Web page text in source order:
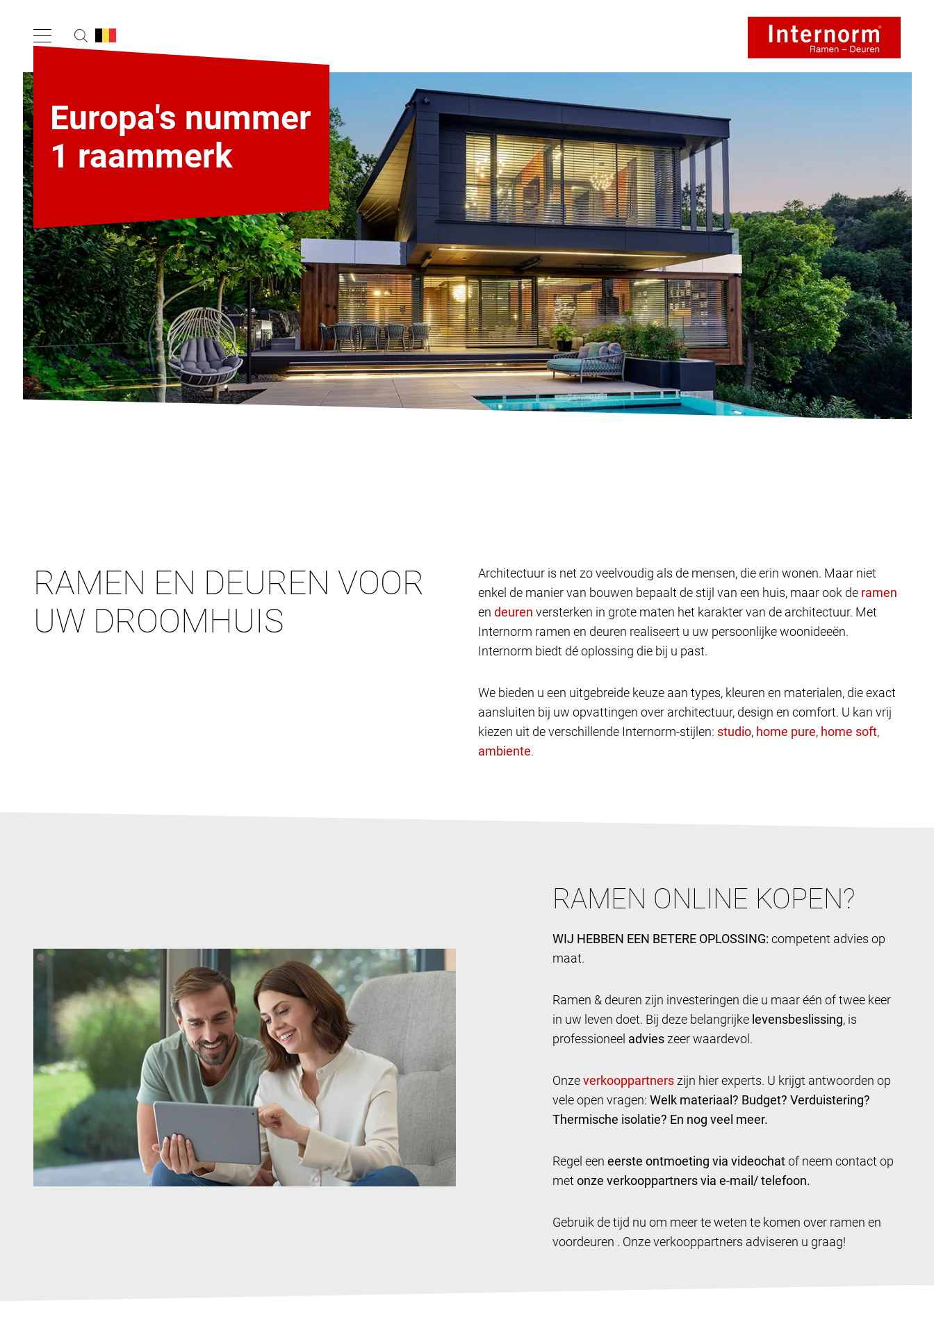
Europa's nummer
1 raammerk
RAMEN EN DEUREN VOOR
UW DROOMHUIS
Architectuur is net zo veelvoudig als de mensen, die erin wonen. Maar niet
enkel de manier van bouwen bepaalt de stijl van een huis, maar ook de
en
versterken in grote maten het karakter van de architectuur. Met
Internorm ramen en deuren realiseert u uw persoonlijke woonideeën.
Internorm biedt dé oplossing die bij u past.
We bieden u een uitgebreide keuze aan types, kleuren en materialen, die exact
aansluiten bij uw opvattingen over architectuur, design en comfort. U kan vrij
kiezen uit de verschillende Internorm-stijlen:
, ,
,
.
RAMEN ONLINE KOPEN?
WIJ HEBBEN EEN BETERE OPLOSSING: competent advies op
maat.
Ramen & deuren zijn investeringen die u maar één of twee keer
in uw leven doet. Bij deze belangrijke levensbeslissing, is
professioneel advieszeer waardevol.
Onze
zijn hier experts. U krijgt antwoorden op
vele open vragen: Welk materiaal? Budget? Verduistering?
Thermische isolatie? En nog veel meer.
Regel een eerste ontmoeting via videochatof neem contact op
met onze verkooppartners via e-mail/ telefoon.
Gebruik de tijd nu om meer te weten te komen over ramen en
voordeuren . Onze verkooppartners adviseren u graag!